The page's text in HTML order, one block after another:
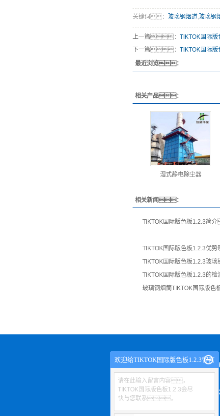
关键词： 玻璃钢烟道,玻璃钢
上一篇： TIKTOK国际
下一篇： TIKTOK国际
最近浏览：
相关产品：
湿式静电除尘器
相关新闻：
TIKTOK国际版色板1.2.3简
TIKTOK国际版色板1.2.3优势
TIKTOK国际版色板1.2.3玻璃
TIKTOK国际版色板1.2.3的检
玻璃钢烟筒TIKTOK国际版
关于
欢迎给TIKTOK国际版色板1.2.3留言
请在此输入留言内容，
TIKTOK国际版色板1.2.3会尽
快与您联系。